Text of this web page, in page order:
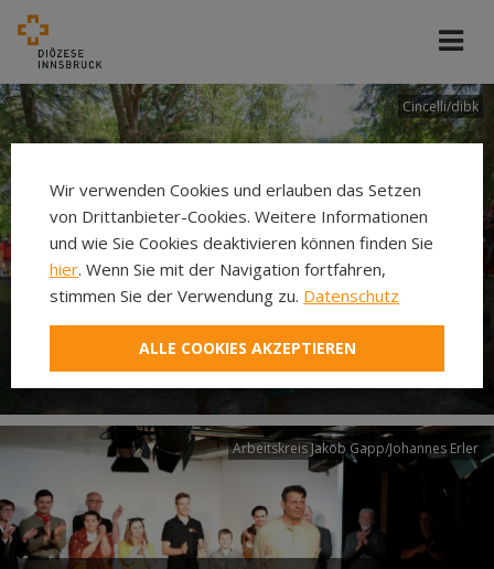
Cincelli/dibk
Neuer Pilgerweg Via
Laudato si’
Arbeitskreis Jakob Gapp/Johannes Erler
Wir verwenden Cookies und erlauben das Setzen
von Drittanbieter-Cookies. Weitere Informationen
und wie Sie Cookies deaktivieren können finden Sie
hier. Wenn Sie mit der Navigation fortfahren,
stimmen Sie der Verwendung zu. Datenschutz
ALLE COOKIES AKZEPTIEREN